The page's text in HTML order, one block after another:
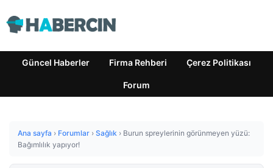
Güncel Haberler Firma Rehberi Çerez Politikası
Forum
Ana sayfa › Forumlar › Sağlık › Burun spreylerinin görünmeyen yüzü:
Bağımlılık yapıyor!